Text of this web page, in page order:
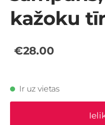
kažoku
€28.00
Ir uz vietas